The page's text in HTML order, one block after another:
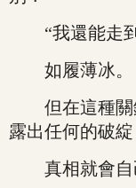
“我還能走到
如履薄冰。
但在這種關
露出任何的破
真相就會自